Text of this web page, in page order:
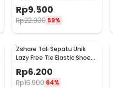
Rp9.500
Rp22.900 59%
Zshare Tali Sepatu Unik
Lazy Free Tie Elastic Shoe
Lace 1 Pair - T10
Rp6.200
Rp16.900 64%